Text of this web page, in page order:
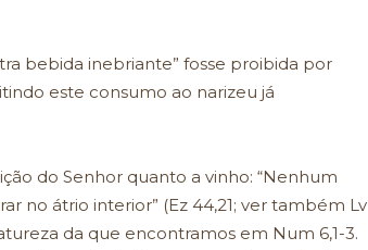
bebida inebriante” fosse proibida por
este consumo ao narizeu já
do Senhor quanto a vinho: “Nenhum
no átrio interior” (Ez 44,21; ver também Lv
da que encontramos em Num 6,1-3.